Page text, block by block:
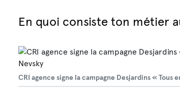
En quoi consiste ton métier
CRI agence signe la campagne Desjardins « Tous